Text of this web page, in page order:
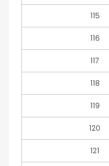
115
116
117
118
119
120
121